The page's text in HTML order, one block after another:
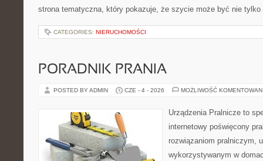
strona tematyczna, który pokazuje, że szycie może być nie
CATEGORIES: NIERUCHOMOŚCI
PORADNIK PRANIA
POSTED BY ADMIN CZE - 4 - 2026 MOŻLIWOŚĆ
Urządzenia Pralnicze to
internetowy poświęcony
rozwiązaniom pralniczym,
wykorzystywanym w